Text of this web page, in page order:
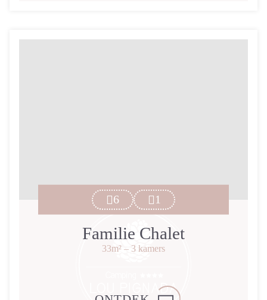
6 1
Familie Chalet
33m² – 3 kamers